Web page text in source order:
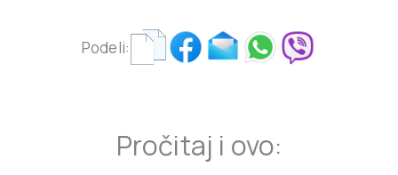
Podeli:
Pročitaj i ovo: